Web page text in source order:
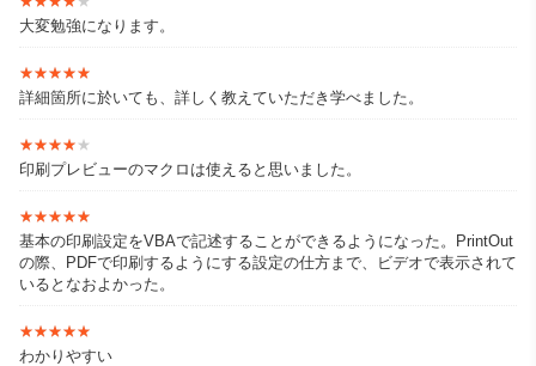
大変勉強になります。
★★★★★
★★★★★
詳細箇所に於いても、詳しく教えていただき学べました。
★★★★★
★★★★★
印刷プレビューのマクロは使えると思いました。
★★★★★
★★★★★
基本の印刷設定をVBAで記述することができるようになった。PrintOut
の際、PDFで印刷するようにする設定の仕方まで、ビデオで表示されて
いるとなおよかった。
★★★★★
★★★★★
わかりやすい